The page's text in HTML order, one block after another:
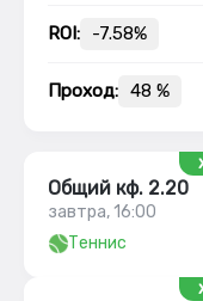
ROI: -7.58%
Проход: 48 %
Общий кф. 2.20
завтра, 16:00
Теннис